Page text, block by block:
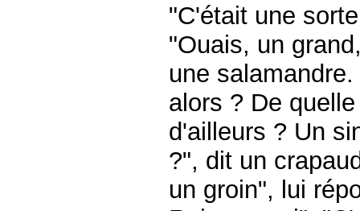
"C'était une
"Ouais, un
une
alors ? De
d'ailleurs ? Un
?", dit un
un groin", lui